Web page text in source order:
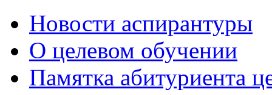
Новости аспирантуры
О целевом обучении
Памятка абитуриента